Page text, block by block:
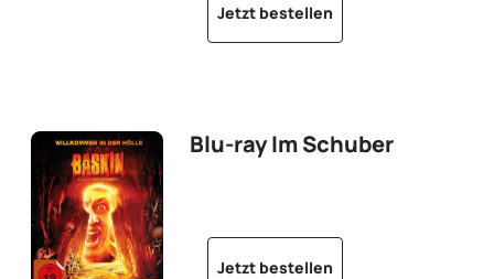
Jetzt bestellen
Blu-ray Im Schuber
Jetzt bestellen